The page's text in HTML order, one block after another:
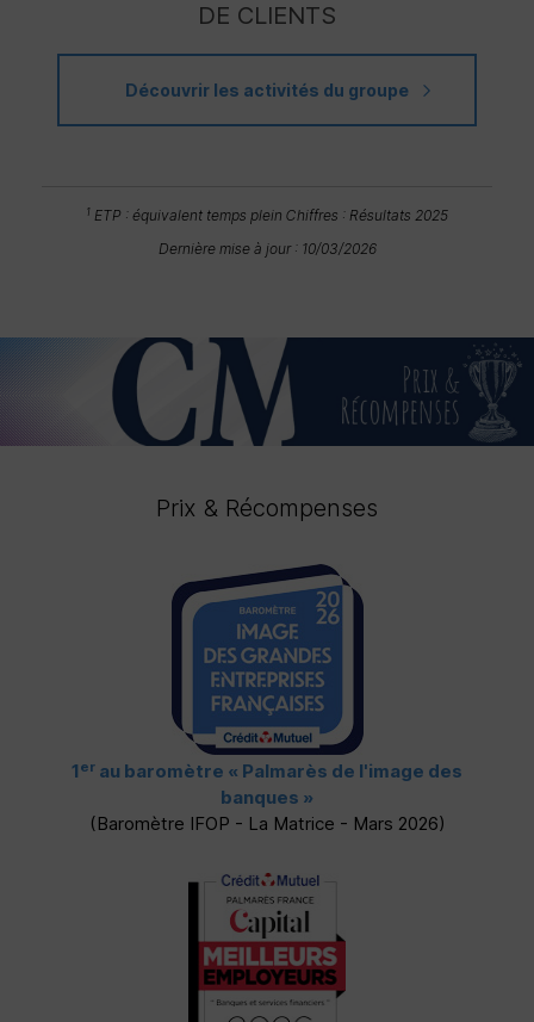
DE CLIENTS
Découvrir les activités du groupe
1 ETP : équivalent temps plein Chiffres : Résultats 2025
Dernière mise à jour : 10/03/2026
Prix & Récompenses
1 er au baromètre « Palmarès de l'image des
banques »
(Baromètre IFOP - La Matrice - Mars 2026)